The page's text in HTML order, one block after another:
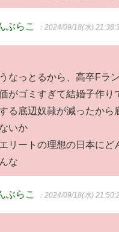
ぶらこ ：2024/09/18(水)
なっとるから、高卒Fラ
がゴミすぎて結婚子作り
する底辺奴隷が減ったから
いか
リートの理想の日本にど
な
ぶらこ ：2024/09/18(水)